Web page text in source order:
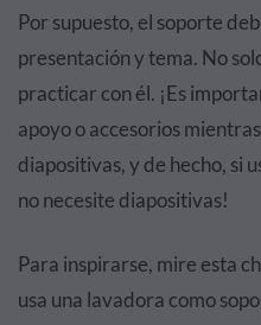
Por supuesto, el soporte
presentación y tema. No
practicar con él. ¡Es
apoyo o accesorios
diapositivas, y de hecho, si
no necesite diapositivas!
Para inspirarse, mire esta
usa una lavadora como